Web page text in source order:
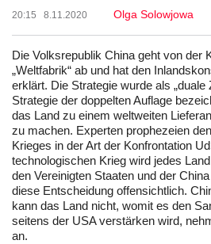
20:15 8.11.2020 Olga Solowjowa
Die Volksrepublik China geht von der
„Weltfabrik“ ab und hat den
erklärt. Die Strategie wurde als „duale
Strategie der doppelten Auflage
das Land zu einem weltweiten
zu machen. Experten prophezeien
Krieges in der Art der Konfrontation
technologischen Krieg wird jedes
den Vereinigten Staaten und der
diese Entscheidung offensichtlich.
kann das Land nicht, womit es den
seitens der USA verstärken wird,
an.